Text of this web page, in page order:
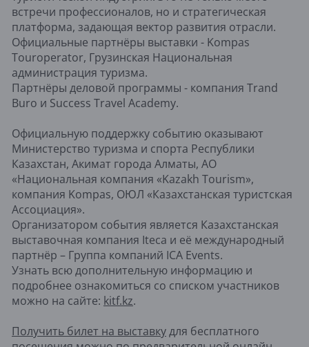
встречи профессионалов, но и стратегическая
платформа, задающая вектор развития отрасли.
Официальные партнёры выставки - Kompas
Touroperator, Грузинская Национальная
администрация туризма.
Партнёры деловой программы - компания Trand
Buro и Success Travel Academy.
Официальную поддержку событию оказывают
Министерство туризма и спорта Республики
Казахстан, Акимат города Алматы, АО
«Национальная компания «Kazakh Tourism»,
компания Kompas, ОЮЛ «Казахстанская туристская
Ассоциация».
Организатором события является Казахстанская
выставочная компания Iteca и её международный
партнёр – Группа компаний ICA Events.
Узнать всю дополнительную информацию и
подробнее ознакомиться со списком участников
можно на сайте: kitf.kz.
Получить билет на выставкудля бесплатного